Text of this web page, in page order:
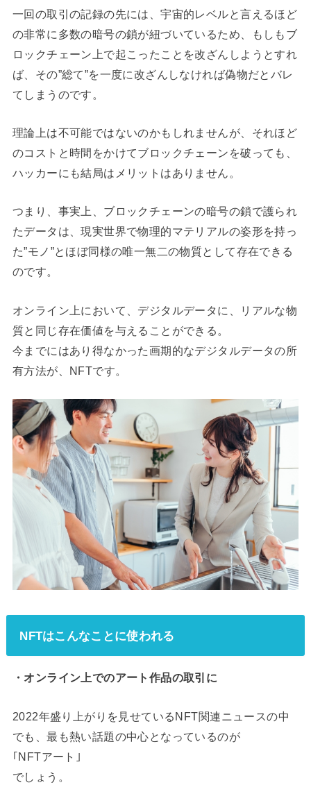
一回の取引の記録の先には、宇宙的レベルと言えるほど
の非常に多数の暗号の鎖が紐づいているため、もしもブ
ロックチェーン上で起こったことを改ざんしようとすれ
ば、その”総て”を一度に改ざんしなければ偽物だとバレ
てしまうのです。
理論上は不可能ではないのかもしれませんが、それほど
のコストと時間をかけてブロックチェーンを破っても、
ハッカーにも結局はメリットはありません。
つまり、事実上、ブロックチェーンの暗号の鎖で護られ
たデータは、現実世界で物理的マテリアルの姿形を持っ
た”モノ”とほぼ同様の唯一無二の物質として存在できる
のです。
オンライン上において、デジタルデータに、リアルな物
質と同じ存在価値を与えることができる。
今までにはあり得なかった画期的なデジタルデータの所
有方法が、NFTです。
NFTはこんなことに使われる
・オンライン上でのアート作品の取引に
2022年盛り上がりを見せているNFT関連ニュースの中
でも、最も熱い話題の中心となっているのが
｢NFTアート｣
でしょう。